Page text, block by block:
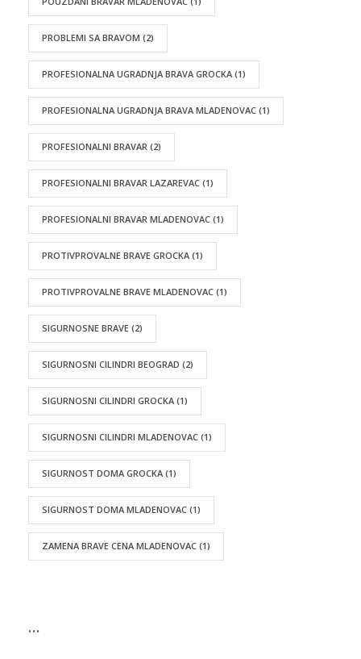
PROBLEMI SA BRAVOM (2)
PROFESIONALNA UGRADNJA BRAVA GROCKA (1)
PROFESIONALNA UGRADNJA BRAVA MLADENOVAC (1)
PROFESIONALNI BRAVAR (2)
PROFESIONALNI BRAVAR LAZAREVAC (1)
PROFESIONALNI BRAVAR MLADENOVAC (1)
PROTIVPROVALNE BRAVE GROCKA (1)
PROTIVPROVALNE BRAVE MLADENOVAC (1)
SIGURNOSNE BRAVE (2)
SIGURNOSNI CILINDRI BEOGRAD (2)
SIGURNOSNI CILINDRI GROCKA (1)
SIGURNOSNI CILINDRI MLADENOVAC (1)
SIGURNOST DOMA GROCKA (1)
SIGURNOST DOMA MLADENOVAC (1)
ZAMENA BRAVE CENA MLADENOVAC (1)
…